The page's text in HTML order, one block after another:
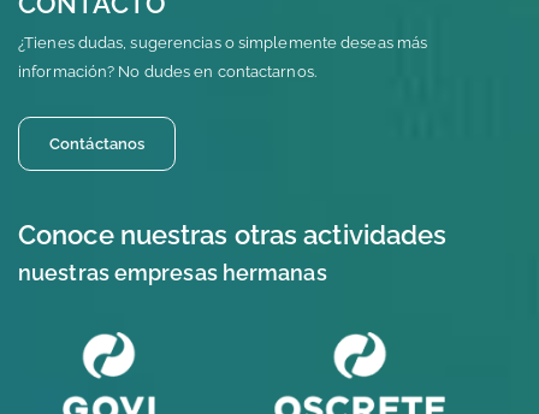
¿Tienes dudas, sugerencias o simplemente deseas más
información? No dudes en contactarnos.
Contáctanos
Conoce nuestras otras actividades
nuestras empresas hermanas